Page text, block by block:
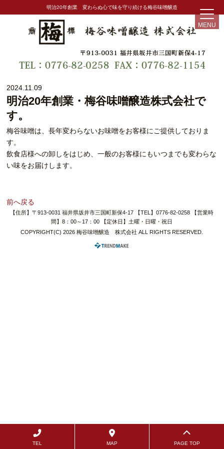
明治20年創業 変わらぬ心で味を守り続ける梅谷味噌醸造
MENU
2024.11.09
明治20年創業・梅谷味噌醸造株式会社で
す。
梅谷味噌は、長年変わらないお味噌をお客様にご提供しておりま
す。
飲食店様への卸しをはじめ、一般のお客様にもいつまでも変わらな
い味をお届けします。
前へ戻る
【住所】〒913-0031 福井県坂井市三国町新保4-17 【TEL】0776-82-0258 【営業時
間】8：00～17：00 【定休日】土曜・日曜・祝日
COPYRIGHT(C) 2026 梅谷味噌醸造 株式会社 ALL RIGHTS RESERVED.
TEL MAP PAGE TOP